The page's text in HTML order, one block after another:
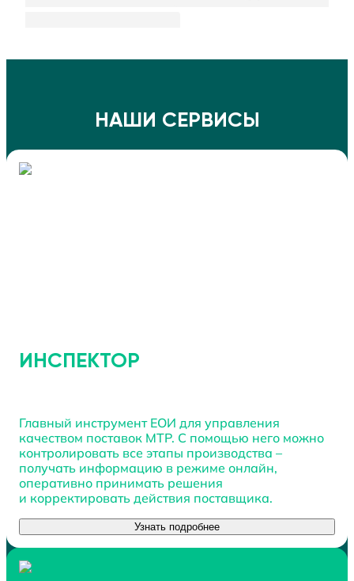
НАШИ СЕРВИСЫ
ИНСПЕКТОР
Главный инструмент ЕОИ для управления
качеством поставок МТР. С помощью него можно
контролировать все этапы производства –
получать информацию в режиме онлайн,
оперативно принимать решения
и корректировать действия поставщика.
Узнать подробнее